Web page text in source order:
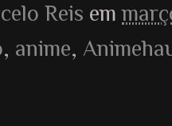
Reis em
, anime,